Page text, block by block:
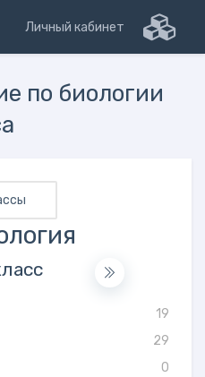
Личный кабинет
по биологии
19
29
0